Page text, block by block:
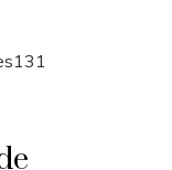
131